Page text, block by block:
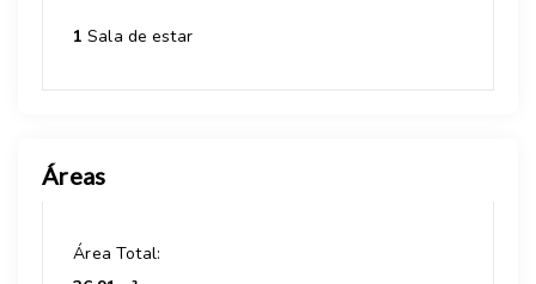
1 Sala de estar
Áreas
Área Total: